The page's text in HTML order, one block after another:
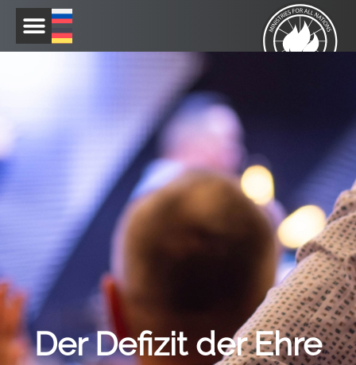
Zum
Inhalt
springen
Der Defizit der Ehre